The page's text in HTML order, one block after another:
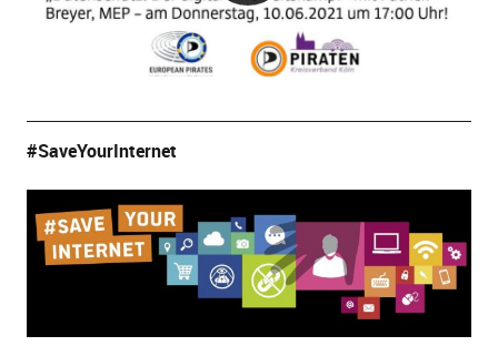
#SaveYourInternet